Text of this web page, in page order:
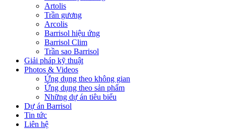
Artolis
Trần gương
Arcolis
Barrisol hiệu ứng
Barrisol Clim
Trần sao Barrisol
Giải pháp kỹ thuật
Photos & Videos
Ứng dụng theo không gian
Ứng dụng theo sản phẩm
Những dự án tiêu biểu
Dự án Barrisol
Tin tức
Liên hệ